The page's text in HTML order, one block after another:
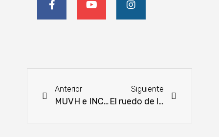
Anterior
MUVH e INCOOP se unen por el sueño de la casa propia
Siguiente
El ruedo de la Expo Paraguay se llenó de alto nivel genético